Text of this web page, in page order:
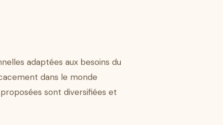
adaptées aux besoins du
dans le monde
sont diversifiées et